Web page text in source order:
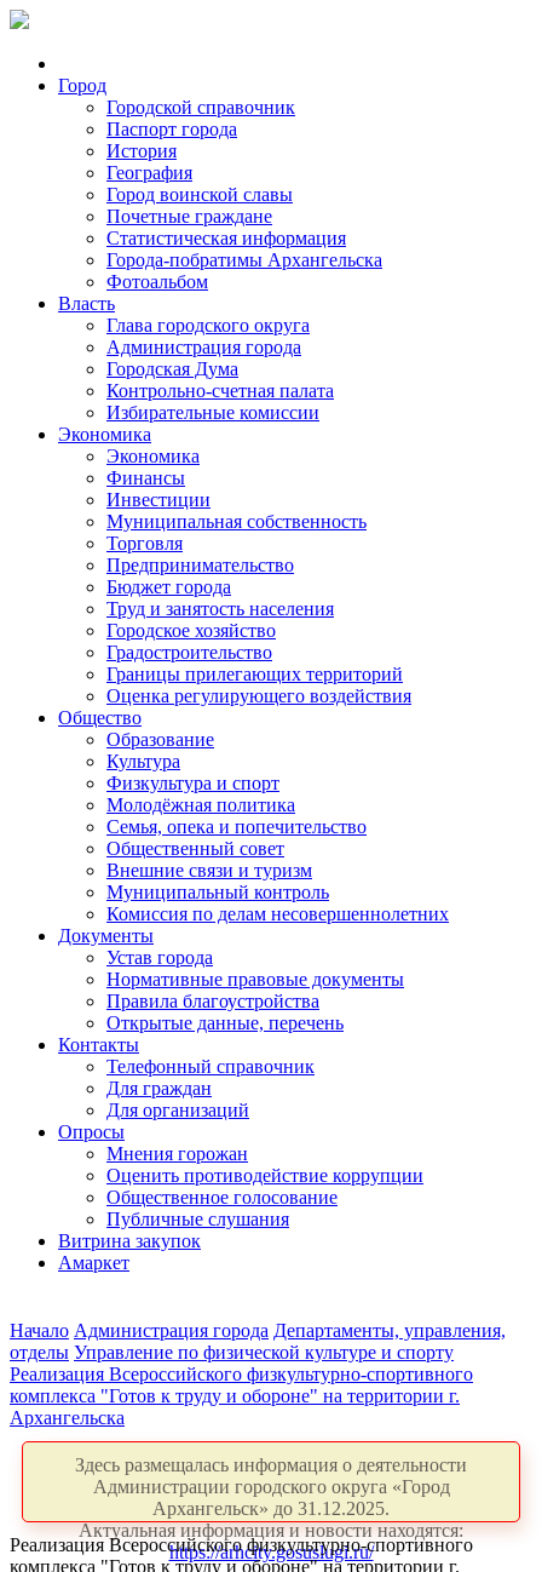
Город
Городской справочник
Паспорт города
История
География
Город воинской славы
Почетные граждане
Статистическая информация
Города-побратимы Архангельска
Фотоальбом
Власть
Глава городского округа
Администрация города
Городская Дума
Контрольно-счетная палата
Избирательные комиссии
Экономика
Экономика
Финансы
Инвестиции
Муниципальная собственность
Торговля
Предпринимательство
Бюджет города
Труд и занятость населения
Городское хозяйство
Градостроительство
Границы прилегающих территорий
Оценка регулирующего воздействия
Общество
Образование
Культура
Физкультура и спорт
Молодёжная политика
Семья, опека и попечительство
Общественный совет
Внешние связи и туризм
Муниципальный контроль
Комиссия по делам несовершеннолетних
Документы
Устав города
Нормативные правовые документы
Правила благоустройства
Открытые данные, перечень
Контакты
Телефонный справочник
Для граждан
Для организаций
Опросы
Мнения горожан
Оценить противодействие коррупции
Общественное голосование
Публичные слушания
Витрина закупок
Амаркет
Начало Администрация города Департаменты, управления,
отделы Управление по физической культуре и спорту
Реализация Всероссийского физкультурно-спортивного
комплекса "Готов к труду и обороне" на территории г.
Архангельска
Здесь размещалась информация о деятельности
Администрации городского округа «Город
Архангельск» до 31.12.2025.
Актуальная информация и новости находятся:
https://arhcity.gosuslugi.ru/
Реализация Всероссийского физкультурно-спортивного
комплекса "Готов к труду и обороне" на территории г.